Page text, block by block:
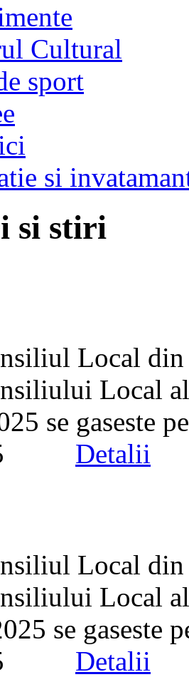
Cultural
sport
si
si stiri
Local
Local
se gaseste
Detalii
Local
Local
se gaseste
Detalii